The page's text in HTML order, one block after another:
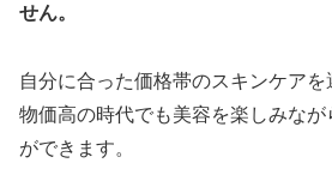
せん。
自分に合った価格帯のスキンケアを
物価高の時代でも美容を楽しみなが
ができます。